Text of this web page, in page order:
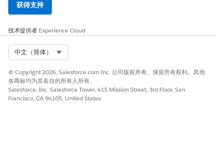
获得支持
技术提供者 Experience Cloud
中文（简体）
© Copyright 2026, Salesforce.com Inc. 公司版权所有。保留所有权利。其他
各商标均为其各自的所有人所有。
Salesforce, Inc. Salesforce Tower, 415 Mission Street, 3rd Floor, San
Francisco, CA 94105, United States